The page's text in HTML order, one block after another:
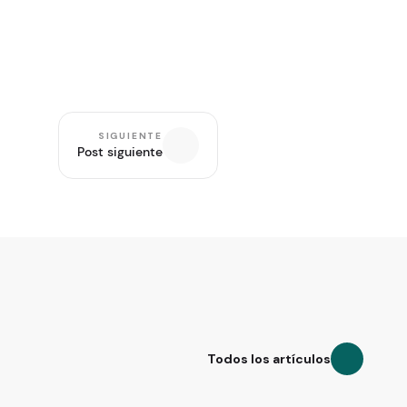
SIGUIENTE
Post siguiente
Todos los artículos